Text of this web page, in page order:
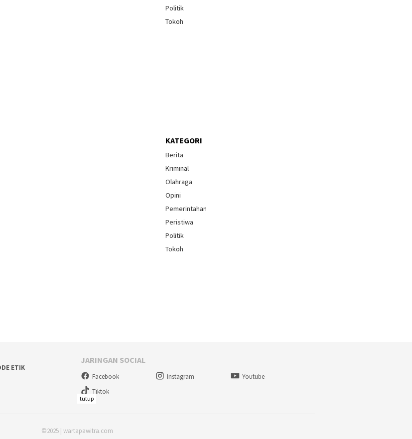
Politik
Tokoh
KATEGORI
Berita
Kriminal
Olahraga
Opini
Pemerintahan
Peristiwa
Politik
Tokoh
ETIK
JARINGAN SOCIAL
Facebook Instagram
Youtube
Tiktok
©2025 | wartapawitra.com
tutup